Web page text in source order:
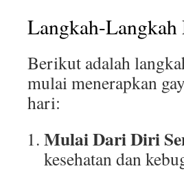
Langkah-Langkah
Berikut adalah
mulai menerapkan
hari:
Mulai Dari Diri
kesehatan dan